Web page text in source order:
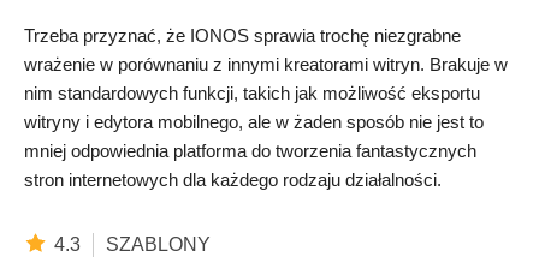
Trzeba przyznać, że IONOS sprawia trochę niezgrabne
wrażenie w porównaniu z innymi kreatorami witryn. Brakuje w
nim standardowych funkcji, takich jak możliwość eksportu
witryny i edytora mobilnego, ale w żaden sposób nie jest to
mniej odpowiednia platforma do tworzenia fantastycznych
stron internetowych dla każdego rodzaju działalności.
4.3 SZABLONY